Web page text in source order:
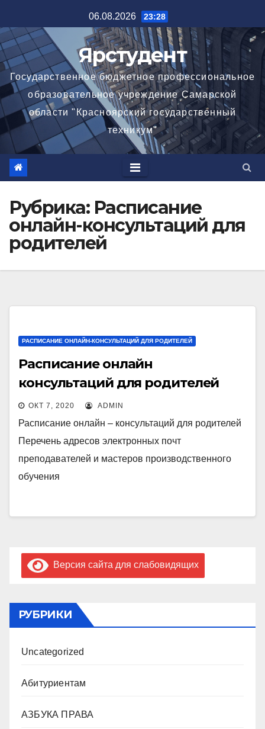
к
содержимому
06.08.2026 23:28
Ярстудент
Государственное бюджетное профессиональное
образовательное учреждение Самарской
области "Красноярский государственный
техникум"
Рубрика: Расписание
онлайн-консультаций для
родителей
РАСПИСАНИЕ ОНЛАЙН-КОНСУЛЬТАЦИЙ ДЛЯ РОДИТЕЛЕЙ
Расписание онлайн
консультаций для родителей
ОКТ 7, 2020 ADMIN
Расписание онлайн – консультаций для родителей
Перечень адресов электронных почт
преподавателей и мастеров производственного
обучения
Версия сайта для слабовидящих
РУБРИКИ
Uncategorized
Абитуриентам
АЗБУКА ПРАВА